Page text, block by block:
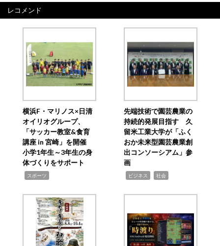
レコメンド
横浜F・マリノス×日清
オイリオグループ、
「サッカー教室&食育
講座 in 宮崎」を開催
小学1年生～3年生の身
体づくりをサポート
スポーツ
先端技術で園芸農業の
持続的発展目指す 久
留米工業大学が「ふく
おか未来型園芸農業創
出コンソーシアム」参
画
ビジネス 社会